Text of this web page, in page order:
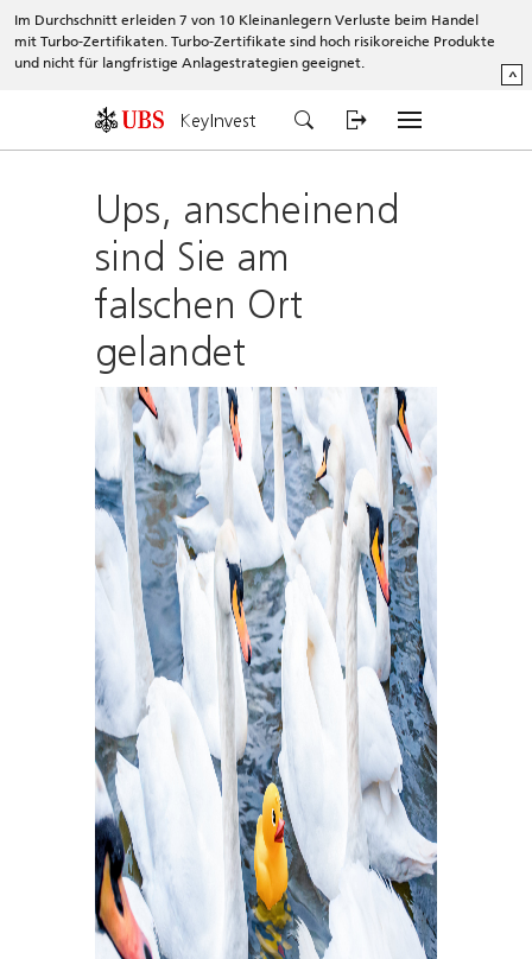
Im Durchschnitt erleiden 7 von 10 Kleinanlegern Verluste beim Handel
mit Turbo-Zertifikaten. Turbo-Zertifikate sind hoch risikoreiche Produkte
und nicht für langfristige Anlagestrategien geeignet.
^
KeyInvest
Ups, anscheinend
sind Sie am
falschen Ort
gelandet